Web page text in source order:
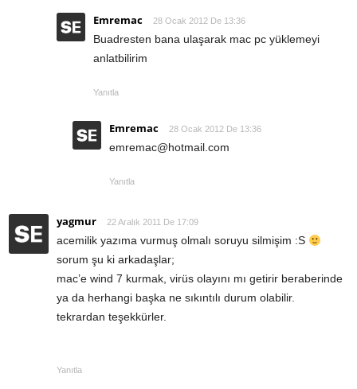
Emremac 28 Ocak 2012 De 13:36
Buadresten bana ulaşarak mac pc yüklemeyi
anlatbilirim
Yanıtla
Emremac 28 Ocak 2012 De 13:36
emremac@hotmail.com
Yanıtla
yagmur 22 Aralık 2011 De 17:09
acemilik yazıma vurmuş olmalı soruyu silmişim :S
sorum şu ki arkadaşlar;
mac’e wind 7 kurmak, virüs olayını mı getirir beraberinde
ya da herhangi başka ne sıkıntılı durum olabilir.
tekrardan teşekkürler.
Yanıtla